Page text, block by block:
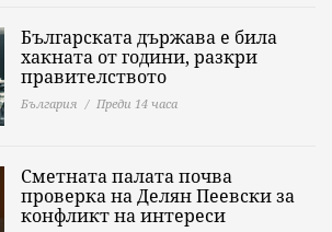
Българската държава е била
хакната от години, разкри
правителството
България Преди 14 часа
Сметната палата почва
проверка на Делян Пеевски за
конфликт на интереси